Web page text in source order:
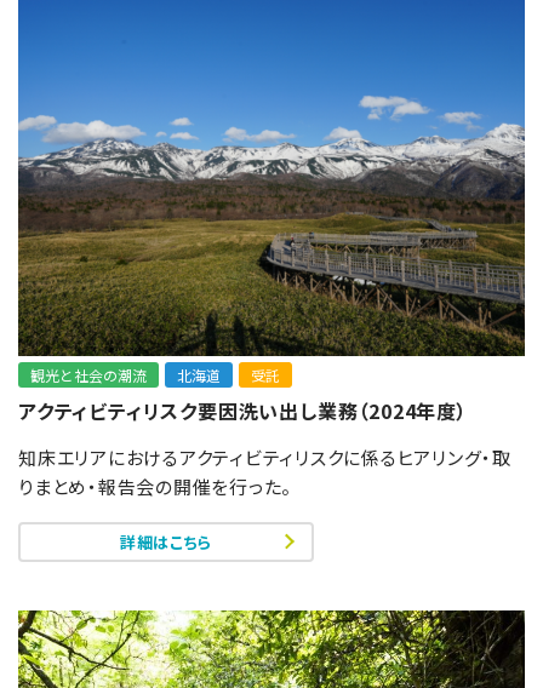
観光と社会の潮流 北海道 受託
アクティビティリスク要因洗い出し業務（2024年度）
知床エリアにおけるアクティビティリスクに係るヒアリング・取
りまとめ・報告会の開催を行った。
詳細はこちら